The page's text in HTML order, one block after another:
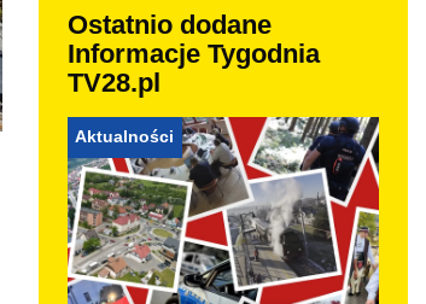
Ostatnio dodane
Informacje Tygodnia
TV28.pl
Aktualności